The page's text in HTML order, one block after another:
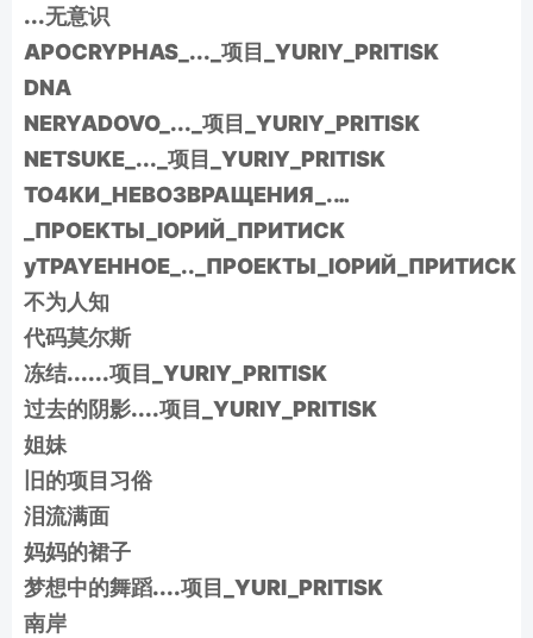
...无意识
APOCRYPHAS_..._项目_YURIY_PRITISK
DNA
NERYADOVO_..._项目_YURIY_PRITISK
NETSUKE_..._项目_YURIY_PRITISK
TO4KИ_HEBO3BPAЩEHИЯ_.…
_ПPOEKTЫ_IOPИЙ_ПPИTИCK
yTPAYEHHOE_.._ПPOEKTЫ_IOPИЙ_ΠPИTИCK
不为人知
代码莫尔斯
冻结......项目_YURIY_PRITISK
过去的阴影....项目_YURIY_PRITISK
姐妹
旧的项目习俗
泪流满面
妈妈的裙子
梦想中的舞蹈....项目_YURI_PRITISK
南岸